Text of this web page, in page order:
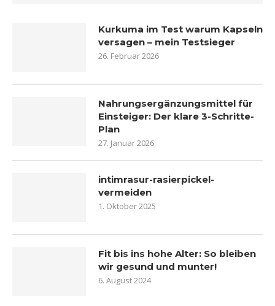
Kurkuma im Test warum Kapseln
versagen – mein Testsieger
26. Februar 2026
Nahrungsergänzungsmittel für
Einsteiger: Der klare 3-Schritte-
Plan
27. Januar 2026
intimrasur-rasierpickel-
vermeiden
1. Oktober 2025
Fit bis ins hohe Alter: So bleiben
wir gesund und munter!
6. August 2024